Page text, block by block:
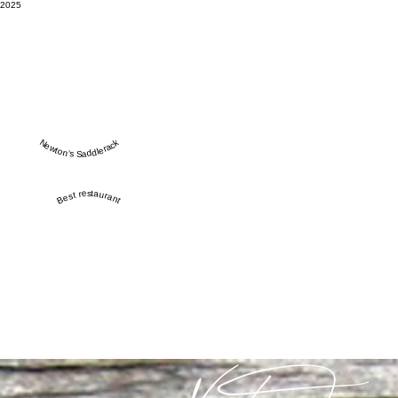
2025
Newton’s Saddlerack
Best restaurant